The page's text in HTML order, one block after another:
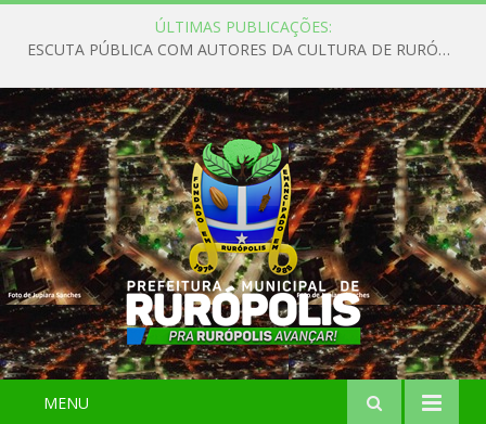
ÚLTIMAS PUBLICAÇÕES:
ESCUTA PÚBLICA COM AUTORES DA CULTURA DE RURÓPOLIS
MENU